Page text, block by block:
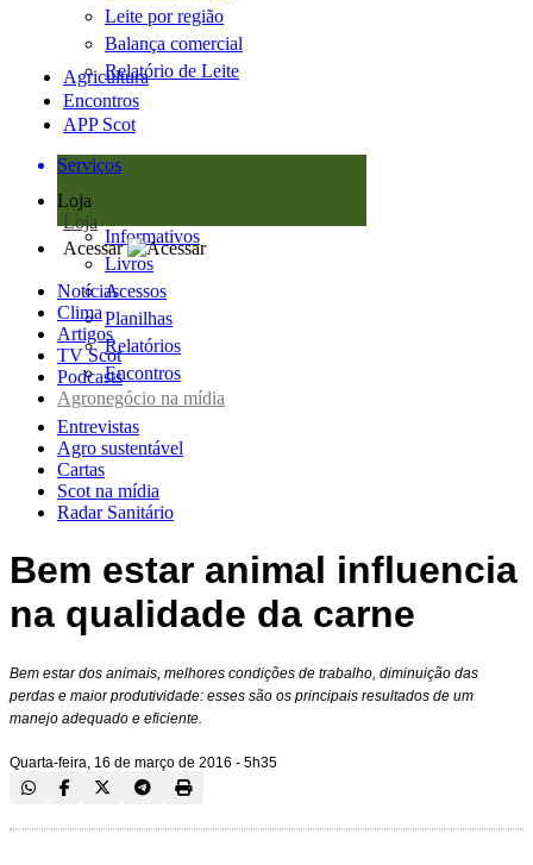
Leite por região
Balança comercial
Relatório de Leite
Agricultura
Encontros
APP Scot
Serviços
Loja
Loja
Informativos
Livros
Acessos
Planilhas
Relatórios
Encontros
Acessar
Notícias
Clima
Artigos
TV Scot
Podcasts
Agronegócio na mídia
Entrevistas
Agro sustentável
Cartas
Scot na mídia
Radar Sanitário
Bem estar animal influencia
na qualidade da carne
Bem estar dos animais, melhores condições de trabalho, diminuição das
perdas e maior produtividade: esses são os principais resultados de um
manejo adequado e eficiente.
Quarta-feira, 16 de março de 2016 - 5h35